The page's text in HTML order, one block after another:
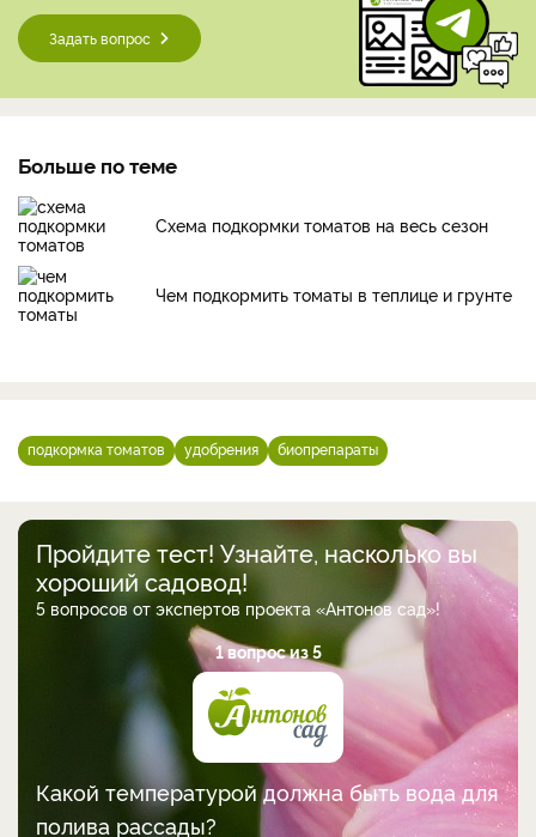
Задать вопрос
Больше по теме
Схема подкормки томатов на весь сезон
Чем подкормить томаты в теплице и грунте
подкормка томатов удобрения биопрепараты
Пройдите тест! Узнайте, насколько вы
хороший садовод!
5 вопросов от экспертов проекта «Антонов сад»!
1 вопрос из 5
Какой температурой должна быть вода для
полива рассады?